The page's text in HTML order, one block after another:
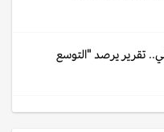
تقرير يرصد "التوسع